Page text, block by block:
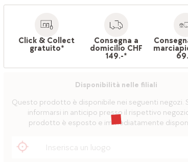
Click & Collect
gratuito*
Consegna a
domicilio CHF
149.-*
Disponibilità nelle filiali
Questo prodotto è disponibile nei seguenti negozi.
informarsi in anticipo presso il rispettivo
prodotto è esposto e immediatamente